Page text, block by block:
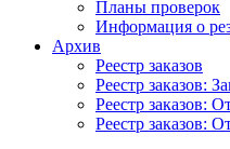
Планы проверок
Информация о
Архив
Реестр заказов
Реестр заказов:
Реестр заказов:
Реестр заказов: